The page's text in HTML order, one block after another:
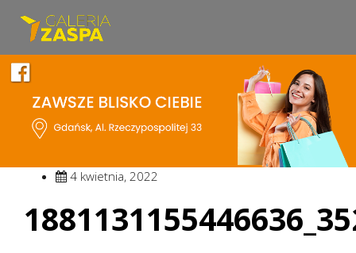
4 kwietnia, 2022